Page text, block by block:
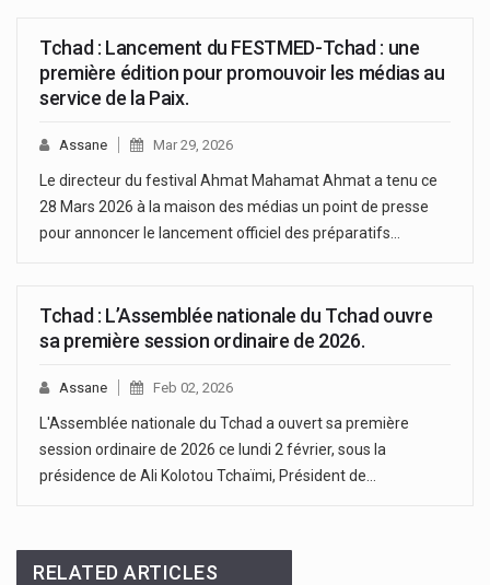
Tchad : Lancement du FESTMED-Tchad : une
première édition pour promouvoir les médias au
service de la Paix.
Assane Mar 29, 2026
Le directeur du festival Ahmat Mahamat Ahmat a tenu ce
28 Mars 2026 à la maison des médias un point de presse
pour annoncer le lancement officiel des préparatifs…
Tchad : L’Assemblée nationale du Tchad ouvre
sa première session ordinaire de 2026.
Assane Feb 02, 2026
L'Assemblée nationale du Tchad a ouvert sa première
session ordinaire de 2026 ce lundi 2 février, sous la
présidence de Ali Kolotou Tchaïmi, Président de…
RELATED ARTICLES